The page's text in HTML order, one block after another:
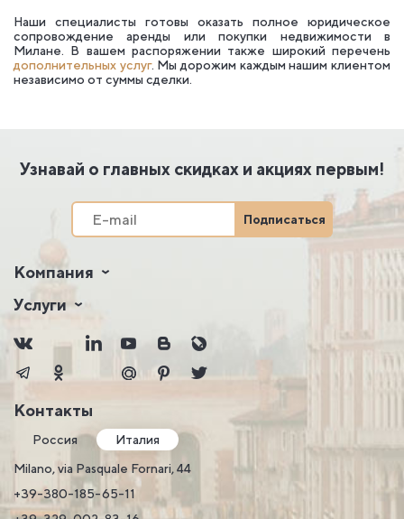
Наши специалисты готовы оказать полное юридическое
сопровождение аренды или покупки недвижимости в
Милане. В вашем распоряжении также широкий перечень
дополнительных услуг. Мы дорожим каждым нашим клиентом
независимо от суммы сделки.
Узнавай о главных скидках и акциях первым!
Подписаться
Компания
Услуги
Контакты
Россия
Италия
Milano, via Pasquale Fornari, 44
+39-380-185-65-11